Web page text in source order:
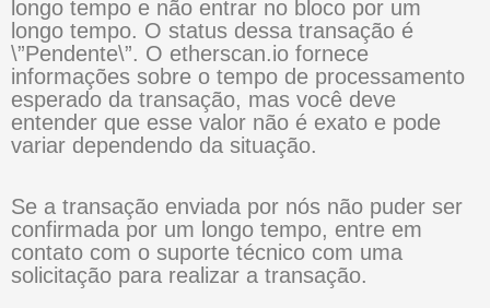
longo tempo e não entrar no bloco por um
longo tempo. O status dessa transação é
\”Pendente\”. O etherscan.io fornece
informações sobre o tempo de processamento
esperado da transação, mas você deve
entender que esse valor não é exato e pode
variar dependendo da situação.
Se a transação enviada por nós não puder ser
confirmada por um longo tempo, entre em
contato com o suporte técnico com uma
solicitação para realizar a transação.